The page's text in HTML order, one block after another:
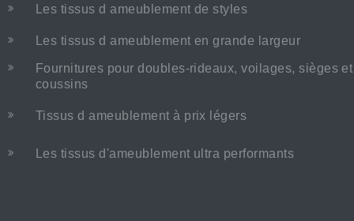
Les tissus d ameublement de styles
Les tissus d ameublement en grande largeur
Fournitures pour doubles-rideaux, voilages, sièges et
coussins
Tissus d ameublement à prix légers
Les tissus d'ameublement ultra performants